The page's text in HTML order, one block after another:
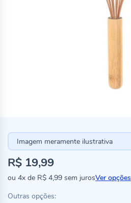
Imagem meramente ilustrativa
R$ 19,99
ou 4x de R$ 4,99 sem jurosVer opções
Outras opções: